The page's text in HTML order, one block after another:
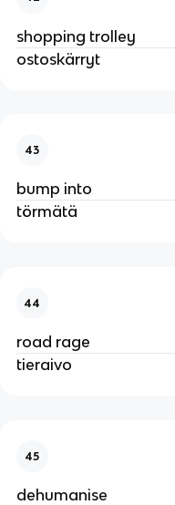
shopping trolley
ostoskärryt
43
bump into
törmätä
44
road rage
tieraivo
45
dehumanise